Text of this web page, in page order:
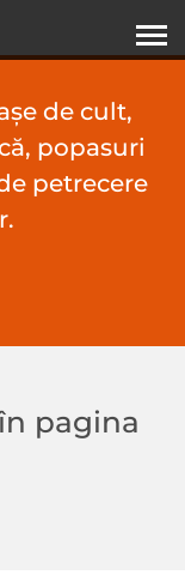
de cult,
popasuri
petrecere
pagina